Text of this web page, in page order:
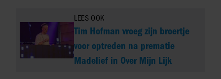
LEES OOK
Tim Hofman vroeg zijn broertje
voor optreden na prematie
Madelief in Over Mijn Lijk